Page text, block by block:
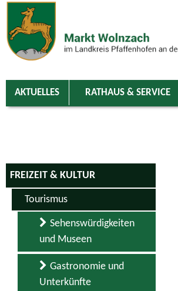
Zum Inhalt zur Navigation
AKTUELLES RATHAUS & SERVICE
FREIZEIT & KULTUR
Tourismus
Sehenswürdigkeiten
und Museen
Gastronomie und
Unterkünfte